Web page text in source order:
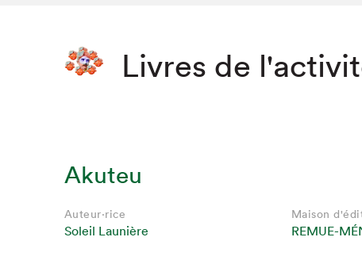
Livres de
Akuteu
Auteur·rice
Soleil Launière
Maison
REMUE-